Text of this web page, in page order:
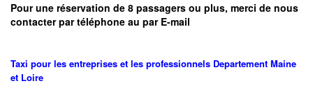
Pour une réservation de 8 passagers ou plus, merci de nous
contacter par téléphone au par E-mail
Taxi pour les entreprises et les professionnels Departement Maine
et Loire